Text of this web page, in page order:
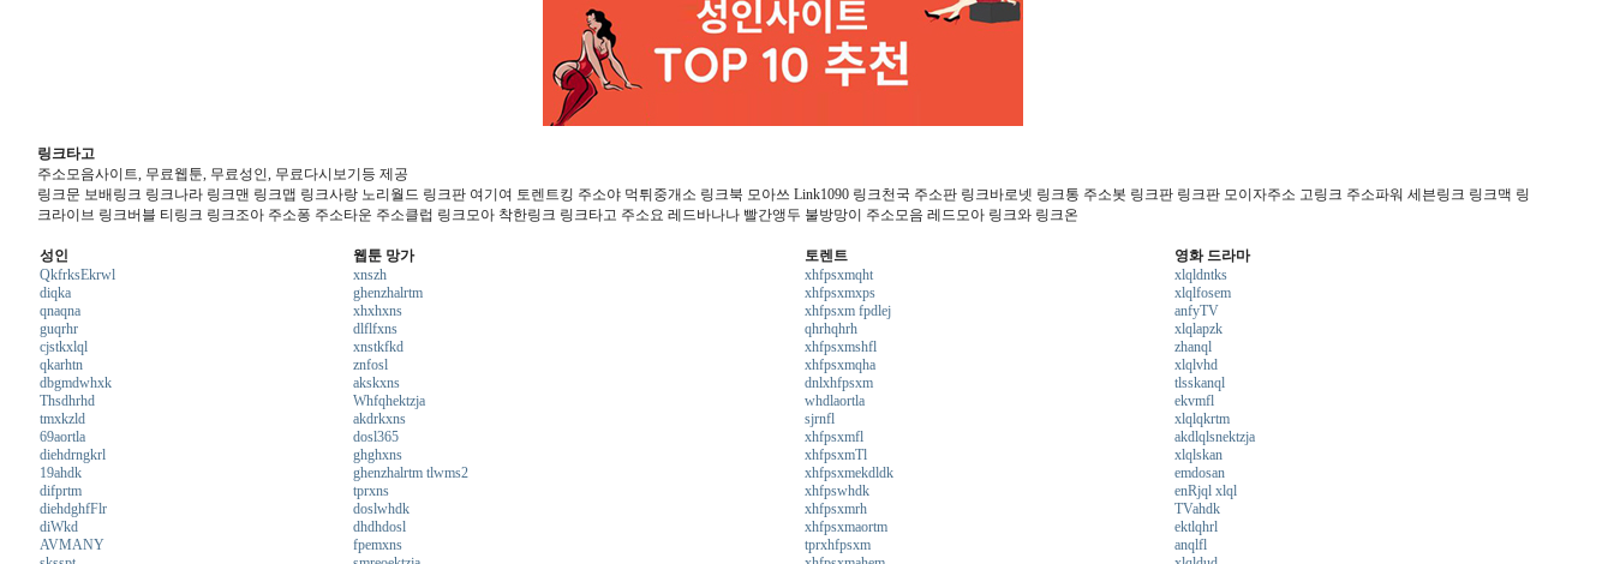
링크타고
주소모음사이트, 무료웹툰, 무료성인, 무료다시보기등 제공
링크문 보배링크 링크나라 링크맨 링크맵 링크사랑 노리월드 링크판 여기여 토렌트킹 주소야 먹튀중개소 링크북 모아쓰 Link1090 링크천국 주소판 링크바로넷 링크통 주소봇 링크판 링크판 모이자주소 고링크 주소파워 세븐링크 링크맥 링
크라이브 링크버블 티링크 링크조아 주소퐁 주소타운 주소클럽 링크모아 착한링크 링크타고 주소요 레드바나나 빨간앵두 불방망이 주소모음 레드모아 링크와 링크온
성인
QkfrksEkrwl
diqka
qnaqna
guqrhr
cjstkxlql
qkarhtn
dbgmdwhxk
Thsdhrhd
tmxkzld
69aortla
diehdrngkrl
19ahdk
difprtm
diehdghfFlr
diWkd
AVMANY
웹툰 망가
xnszh
ghenzhalrtm
xhxhxns
dlflfxns
xnstkfkd
znfosl
akskxns
Whfqhektzja
akdrkxns
dosl365
ghghxns
ghenzhalrtm tlwms2
tprxns
doslwhdk
dhdhdosl
fpemxns
토렌트
xhfpsxmqht
xhfpsxmxps
xhfpsxm fpdlej
qhrhqhrh
xhfpsxmshfl
xhfpsxmqha
dnlxhfpsxm
whdlaortla
sjrnfl
xhfpsxmfl
xhfpsxmTl
xhfpsxmekdldk
xhfpswhdk
xhfpsxmrh
xhfpsxmaortm
tprxhfpsxm
영화 드라마
xlqldntks
xlqlfosem
anfyTV
xlqlapzk
zhanql
xlqlvhd
tlsskanql
ekvmfl
xlqlqkrtm
akdlqlsnektzja
xlqlskan
emdosan
enRjql xlql
TVahdk
ektlqhrl
anqlfl